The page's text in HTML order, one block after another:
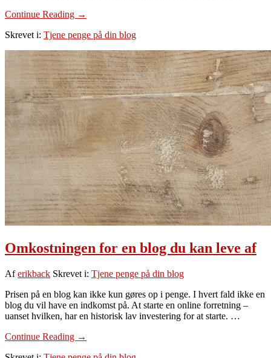
Continue Reading om
til
stærk
mental
platform
→
Skrevet i: Tjene penge på din blog
Omkostningen for en blog du kan leve af
Aferikback Skrevet i: Tjene penge på din blog
Prisen på en blog kan ikke kun gøres op i penge. I hvert fald ikke en
blog du vil have en indkomst på. At starte en online forretning –
uanset hvilken, har en historisk lav investering for at starte. …
Continue Reading om
→